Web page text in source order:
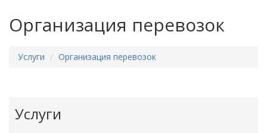
Организация перевозок
Услуги Организация перевозок
Услуги